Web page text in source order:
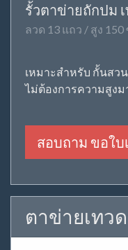
รั้วตาข่ายถักปม
ลวด 13 แถว / สูง
เหมาะสำหรับ กั้นสว
ไม่ต้องการความสูงม
สอบถาม ขอใบ
ตาข่ายเทว